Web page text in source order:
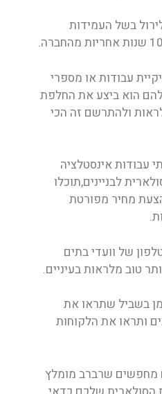
בשל העמידות
עבודות או מספרי
הוא ביצע את החלפת
ולהתרשם זה הכי
עבודות אינסטלציה
לבניינים,תוכלו
מחיר מפורטת
של וועדי בתים
טוב מלראות בעיניים.
בשביל שתראו את
ותראו את הלקוחות
מחפשים שרברב מומלץ